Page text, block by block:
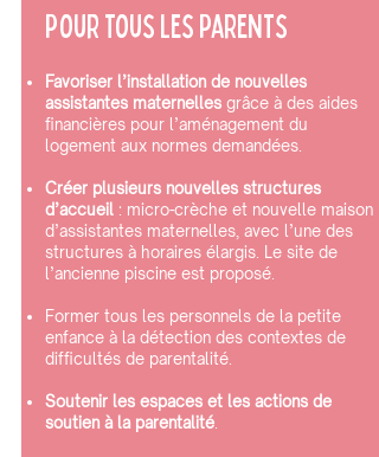
pour tous les parents
Favoriser l’installation de nouvelles
assistantes maternellesgrâce à des aides
financières pour l’aménagement du
logement aux normes demandées.
Créer plusieurs nouvelles structures
d’accueil: micro-crèche et nouvelle maison
d’assistantes maternelles, avec l’une des
structures à horaires élargis. Le site de
l’ancienne piscine est proposé.
Former tous les personnels de la petite
enfance à la détection des contextes de
difficultés de parentalité.
Soutenir les espaces et les actions de
soutien à la parentalité.